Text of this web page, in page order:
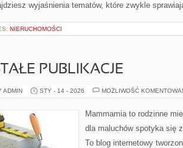
wyjaśnienia tematów, które zwykle
NIERUCHOMOŚCI
PUBLIKACJE
ADMIN STY - 14 - 2026 MOŻLIWOŚĆ
Mammamia to rodzinne
dla maluchów spotyka się
To blog internetowy